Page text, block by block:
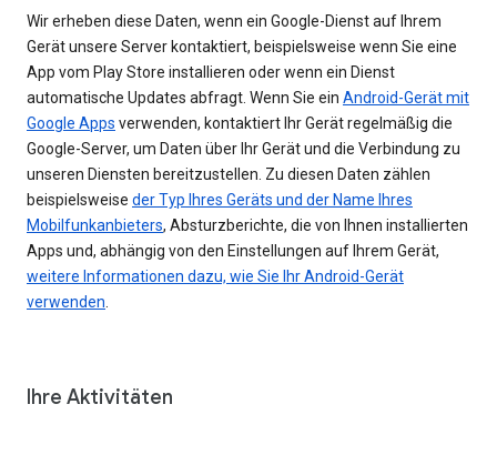
Wir erheben diese Daten, wenn ein Google-Dienst auf Ihrem
Gerät unsere Server kontaktiert, beispielsweise wenn Sie eine
App vom Play Store installieren oder wenn ein Dienst
automatische Updates abfragt. Wenn Sie ein Android-Gerät mit
Google Apps verwenden, kontaktiert Ihr Gerät regelmäßig die
Google-Server, um Daten über Ihr Gerät und die Verbindung zu
unseren Diensten bereitzustellen. Zu diesen Daten zählen
beispielsweise der Typ Ihres Geräts und der Name Ihres
Mobilfunkanbieters, Absturzberichte, die von Ihnen installierten
Apps und, abhängig von den Einstellungen auf Ihrem Gerät,
weitere Informationen dazu, wie Sie Ihr Android-Gerät
verwenden.
Ihre Aktivitäten